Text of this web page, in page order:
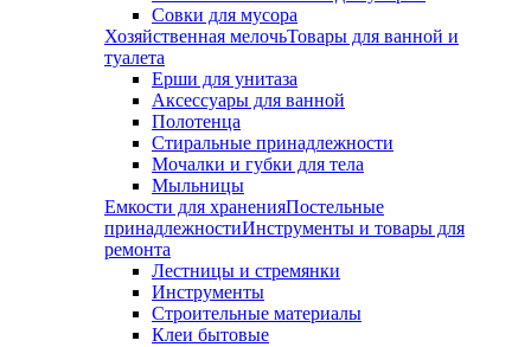
Совки для мусора
Хозяйственная мелочьТовары для ванной и
туалета
Ерши для унитаза
Аксессуары для ванной
Полотенца
Стиральные принадлежности
Мочалки и губки для тела
Мыльницы
Емкости для храненияПостельные
принадлежностиИнструменты и товары для
ремонта
Лестницы и стремянки
Инструменты
Строительные материалы
Клеи бытовые